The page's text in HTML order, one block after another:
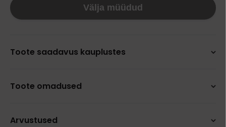
Välja müüdud
Toote saadavus kauplustes
Toote omadused
Arvustused